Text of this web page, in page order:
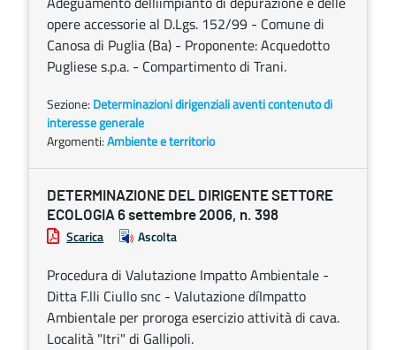
opere accessorie al D.Lgs. 152/99 - Comune di
Canosa di Puglia (Ba) - Proponente: Acquedotto
Pugliese s.p.a. - Compartimento di Trani.
Sezione: Determinazioni dirigenziali aventi contenuto di
interesse generale
Argomenti:Ambiente e territorio
DETERMINAZIONE DEL DIRIGENTE SETTORE
ECOLOGIA 6 settembre 2006, n. 398
Scarica Ascolta
Procedura di Valutazione Impatto Ambientale -
Ditta F.lli Ciullo snc - Valutazione díImpatto
Ambientale per proroga esercizio attività di cava.
Località "Itri" di Gallipoli.